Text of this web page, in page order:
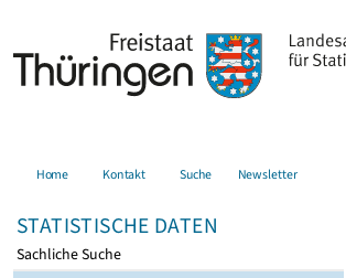
Home Kontakt Suche Newsletter
STATISTISCHE DATEN
Sachliche Suche